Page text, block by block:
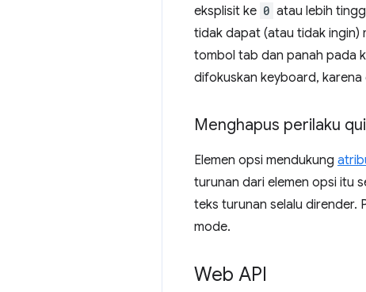
eksplisit ke 0 atau lebih
tidak dapat (atau tidak ingin)
tombol tab dan panah pada
difokuskan keyboard,
Menghapus perilaku
Elemen opsi mendukung
turunan dari elemen opsi itu
teks turunan selalu dirender.
mode.
Web API